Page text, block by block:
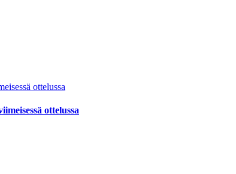
ottelussa